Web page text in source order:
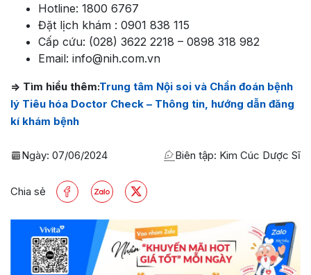
Hotline: 1800 6767
Đặt lịch khám : 0901 838 115
Cấp cứu: (028) 3622 2218 – 0898 318 982
Email: info@nih.com.vn
=> Tìm hiểu thêm:Trung tâm Nội soi và Chẩn đoán bệnh
lý Tiêu hóa Doctor Check – Thông tin, hướng dẫn đăng
kí khám bệnh
Ngày: 07/06/2024 Biên tập: Kim Cúc Dược Sĩ
Chia sẻ